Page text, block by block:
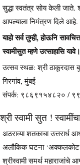
सुद्धा स्वतंत्र सोय केली जाते.
आपल्याला निमंत्रण दिले आहे.
याहो सर्व तुम्ही, होऊनि
स्वामीसुत म्हणे उत्साहासि
उत्सव स्थळ: श्री ठाकूरदास
गिरगांव, मुंबई
संपर्क: ९८६९१५४८२० /
श्री स्वामी सुत !
अठराव्या शतकाचा उत्तरार्ध
अलौकिक घटना
श्रीस्वामी समर्थ महाराजांचे